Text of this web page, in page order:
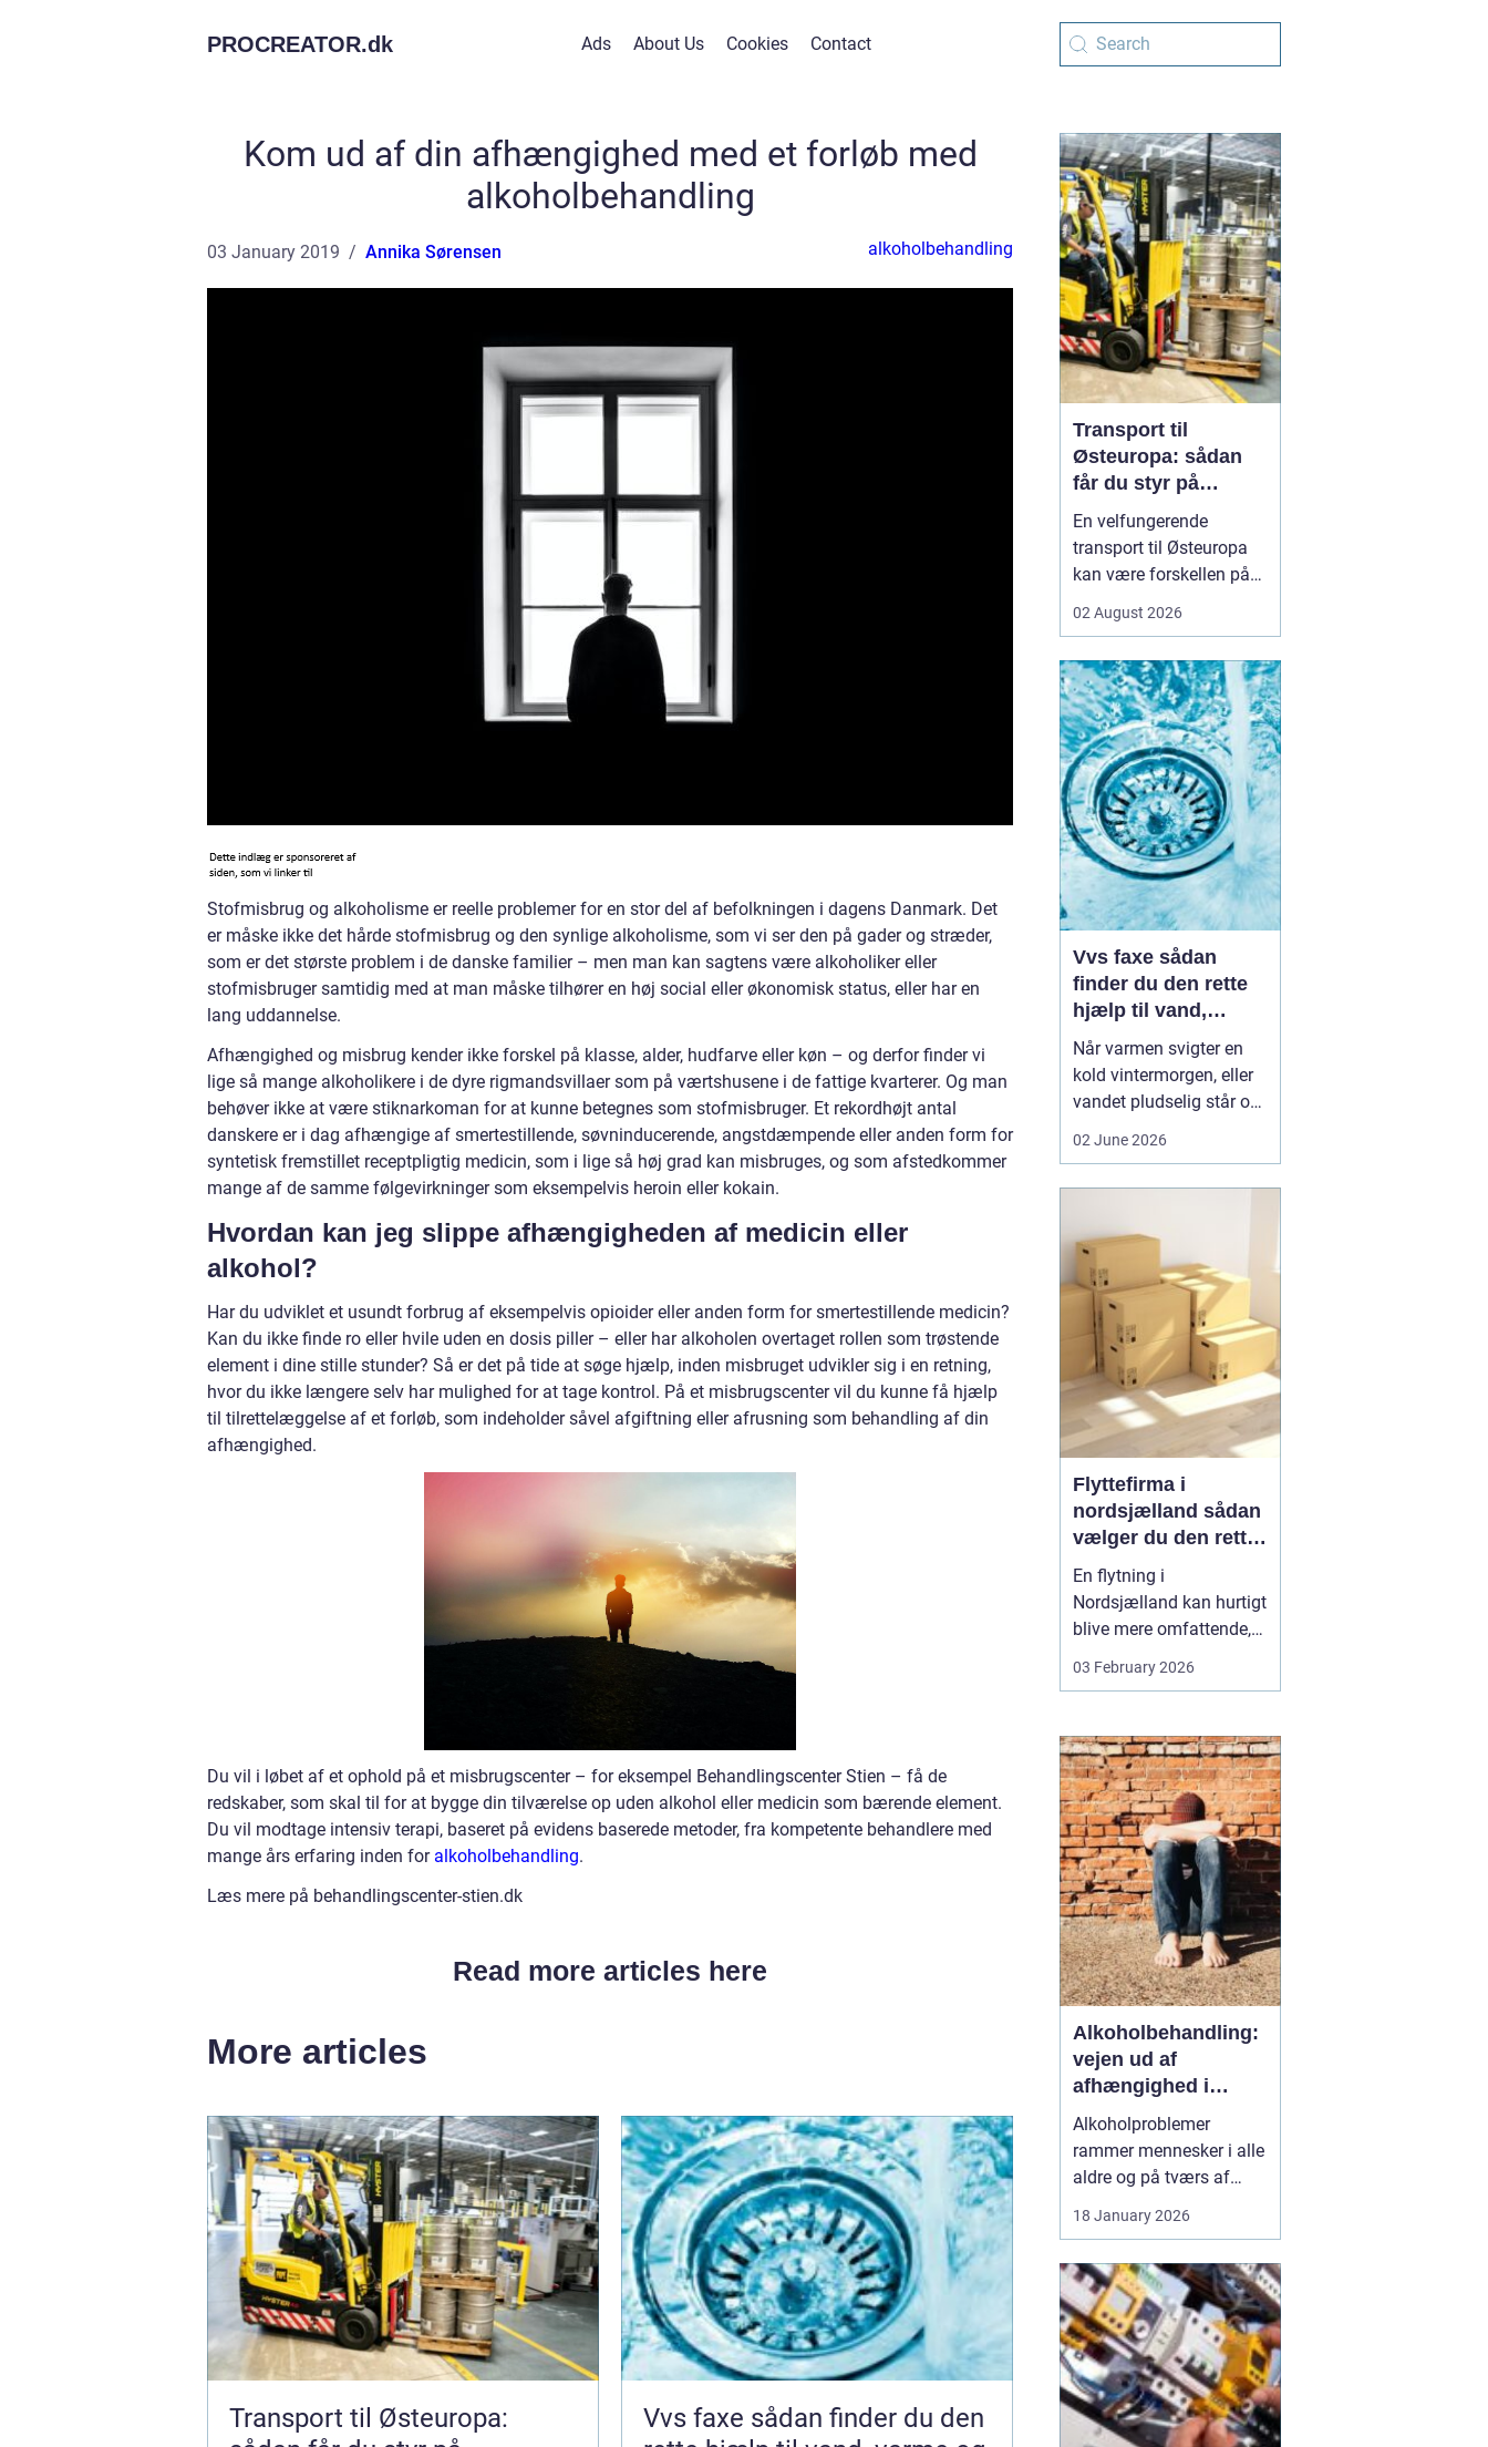
PROCREATOR.dk Ads About Us Cookies Contact
Kom ud af din afhængighed med et forløb med
alkoholbehandling
03 January 2019 Annika Sørensen alkoholbehandling
Stofmisbrug og alkoholisme er reelle problemer for en stor del af befolkningen i dagens Danmark. Det
er måske ikke det hårde stofmisbrug og den synlige alkoholisme, som vi ser den på gader og stræder,
som er det største problem i de danske familier – men man kan sagtens være alkoholiker eller
stofmisbruger samtidig med at man måske tilhører en høj social eller økonomisk status, eller har en
lang uddannelse.
Afhængighed og misbrug kender ikke forskel på klasse, alder, hudfarve eller køn – og derfor finder vi
lige så mange alkoholikere i de dyre rigmandsvillaer som på værtshusene i de fattige kvarterer. Og man
behøver ikke at være stiknarkoman for at kunne betegnes som stofmisbruger. Et rekordhøjt antal
danskere er i dag afhængige af smertestillende, søvninducerende, angstdæmpende eller anden form for
syntetisk fremstillet receptpligtig medicin, som i lige så høj grad kan misbruges, og som afstedkommer
mange af de samme følgevirkninger som eksempelvis heroin eller kokain.
Hvordan kan jeg slippe afhængigheden af medicin eller
alkohol?
Har du udviklet et usundt forbrug af eksempelvis opioider eller anden form for smertestillende medicin?
Kan du ikke finde ro eller hvile uden en dosis piller – eller har alkoholen overtaget rollen som trøstende
element i dine stille stunder? Så er det på tide at søge hjælp, inden misbruget udvikler sig i en retning,
hvor du ikke længere selv har mulighed for at tage kontrol. På et misbrugscenter vil du kunne få hjælp
til tilrettelæggelse af et forløb, som indeholder såvel afgiftning eller afrusning som behandling af din
afhængighed.
Du vil i løbet af et ophold på et misbrugscenter – for eksempel Behandlingscenter Stien – få de
redskaber, som skal til for at bygge din tilværelse op uden alkohol eller medicin som bærende element.
Du vil modtage intensiv terapi, baseret på evidens baserede metoder, fra kompetente behandlere med
mange års erfaring inden for alkoholbehandling.
Læs mere på behandlingscenter-stien.dk
Read more articles here
More articles
Transport til Østeuropa:
Vvs faxe sådan finder du den
Transport til
Østeuropa: sådan
får du styr på
logistikken
En velfungerende
transport til Østeuropa
kan være forskellen på
dyre forsinkelser. Mange
mod Baltikum, Ukraine
og resten af regionen for
at finde nye kunder og
leverandører. Men v...
02 August 2026
Vvs faxe sådan
finder du den rette
hjælp til vand,
varme og sanitet
Når varmen svigter en
kold vintermorgen, eller
vandet pludselig står op
installatører en central
rolle i hverdagen, selv
om vi sjældent tænker
over det. Gennemgang
af varmea...
02 June 2026
Flyttefirma i
nordsjælland sådan
vælger du den rette
partner til din
flytning
En flytning i
Nordsjælland kan hurtigt
blive mere omfattende,
end man først tror. Der er
nøgler, flyttekasser,
parkering, møbler der
skal skilles ad, og
ejendele med
affektionsværdi, som
helst skal komme sikkert
frem. Mange vælger
der...
03 February 2026
Alkoholbehandling:
vejen ud af
afhængighed i
trygge rammer
Alkoholproblemer
rammer mennesker i alle
aldre og på tværs af
starter det med hygge,
at dæmpe uro og svære
følelser på. Langsomt
flytter alkoholen græns...
18 January 2026